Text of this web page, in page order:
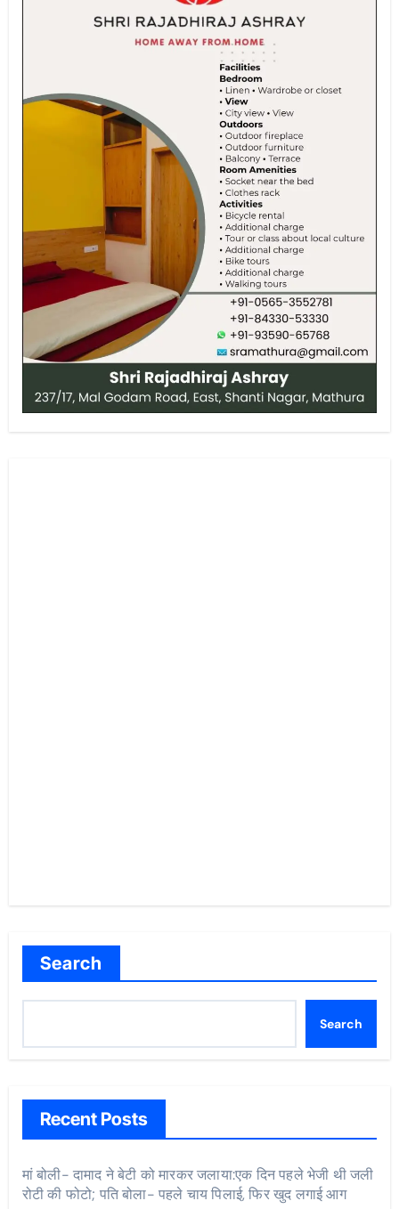
Search
Search
Recent Posts
मां बोली- दामाद ने बेटी को मारकर जलाया:एक दिन पहले भेजी थी जली
रोटी की फोटो; पति बोला- पहले चाय पिलाई, फिर खुद लगाई आग